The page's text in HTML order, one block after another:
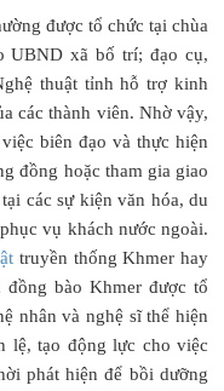
được tổ chức tại chùa
UBND xã bố trí; đạo cụ,
thuật tỉnh hỗ trợ kinh
các thành viên. Nhờ vậy,
biên đạo và thực hiện
đồng hoặc tham gia giao
các sự kiện văn hóa, du
vụ khách nước ngoài.
truyền thống Khmer hay
bào Khmer được tổ
nhân và nghệ sĩ thể hiện
lệ, tạo động lực cho việc
phát hiện để bồi dưỡng